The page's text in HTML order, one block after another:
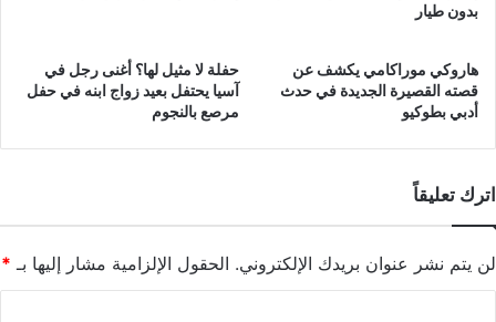
بدون طيار
هاروكي موراكامي يكشف عن
قصته القصيرة الجديدة في حدث
أدبي بطوكيو
حفلة لا مثيل لها؟ أغنى رجل في
آسيا يحتفل بعيد زواج ابنه في حفل
مرصع بالنجوم
اترك تعليقاً
لن يتم نشر عنوان بريدك الإلكتروني. الحقول الإلزامية مشار إليها بـ *